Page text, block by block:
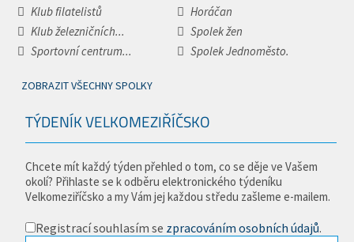
Klub filatelistů
Horáčan
Klub železničních...
Spolek žen
Sportovní centrum...
Spolek Jednoměsto.
ZOBRAZIT VŠECHNY SPOLKY
TÝDENÍK VELKOMEZIŘÍČSKO
Chcete mít každý týden přehled o tom, co se děje ve Vašem
okolí? Přihlaste se k odběru elektronického týdeníku
Velkomeziříčsko a my Vám jej každou středu zašleme e-mailem.
Registrací souhlasím se zpracováním osobních údajů.